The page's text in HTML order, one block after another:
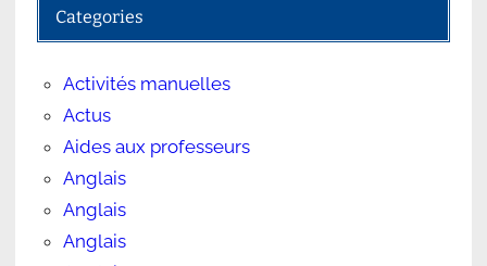
Categories
Activités manuelles
Actus
Aides aux professeurs
Anglais
Anglais
Anglais